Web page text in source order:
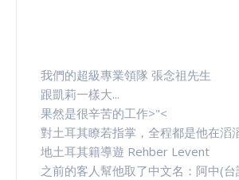
我們的超級專業領隊 張念祖先生
跟凱莉一樣大...
果然是很辛苦的工作>"<
對土耳其瞭若指掌，全程都是他在滔
地土耳其籍導遊 Rehber Levent
之前的客人幫他取了中文名：阿中(台